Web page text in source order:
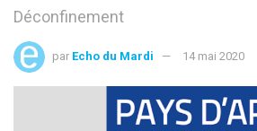
Déconfinement
par Echo du Mardi 14 mai 2020